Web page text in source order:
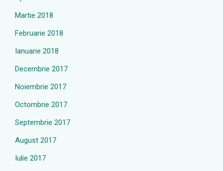
Martie 2018
Februarie 2018
Ianuarie 2018
Decembrie 2017
Noiembrie 2017
Octombrie 2017
Septembrie 2017
August 2017
Iulie 2017